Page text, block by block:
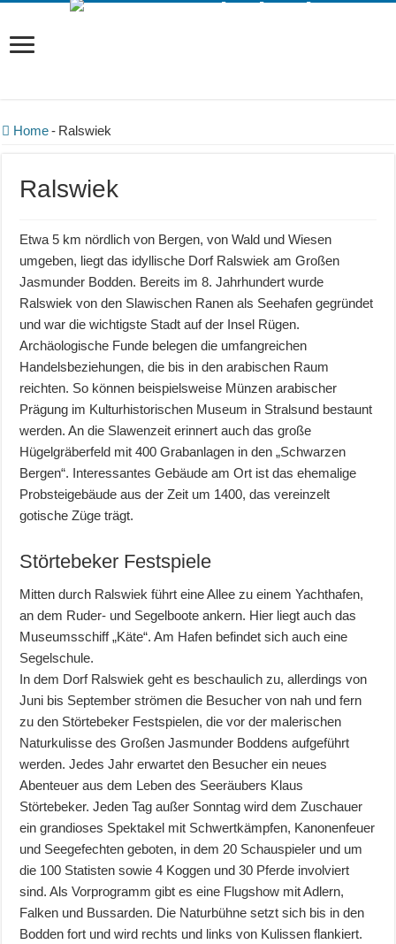
Home- Ralswiek
Ralswiek
Etwa 5 km nördlich von Bergen, von Wald und Wiesen
umgeben, liegt das idyllische Dorf Ralswiek am Großen
Jasmunder Bodden. Bereits im 8. Jahrhundert wurde
Ralswiek von den Slawischen Ranen als Seehafen gegründet
und war die wichtigste Stadt auf der Insel Rügen.
Archäologische Funde belegen die umfangreichen
Handelsbeziehungen, die bis in den arabischen Raum
reichten. So können beispielsweise Münzen arabischer
Prägung im Kulturhistorischen Museum in Stralsund bestaunt
werden. An die Slawenzeit erinnert auch das große
Hügelgräberfeld mit 400 Grabanlagen in den „Schwarzen
Bergen“. Interessantes Gebäude am Ort ist das ehemalige
Probsteigebäude aus der Zeit um 1400, das vereinzelt
gotische Züge trägt.
Störtebeker Festspiele
Mitten durch Ralswiek führt eine Allee zu einem Yachthafen,
an dem Ruder- und Segelboote ankern. Hier liegt auch das
Museumsschiff „Käte“. Am Hafen befindet sich auch eine
Segelschule.
In dem Dorf Ralswiek geht es beschaulich zu, allerdings von
Juni bis September strömen die Besucher von nah und fern
zu den Störtebeker Festspielen, die vor der malerischen
Naturkulisse des Großen Jasmunder Boddens aufgeführt
werden. Jedes Jahr erwartet den Besucher ein neues
Abenteuer aus dem Leben des Seeräubers Klaus
Störtebeker. Jeden Tag außer Sonntag wird dem Zuschauer
ein grandioses Spektakel mit Schwertkämpfen, Kanonenfeuer
und Seegefechten geboten, in dem 20 Schauspieler und um
die 100 Statisten sowie 4 Koggen und 30 Pferde involviert
sind. Als Vorprogramm gibt es eine Flugshow mit Adlern,
Falken und Bussarden. Die Naturbühne setzt sich bis in den
Bodden fort und wird rechts und links von Kulissen flankiert.